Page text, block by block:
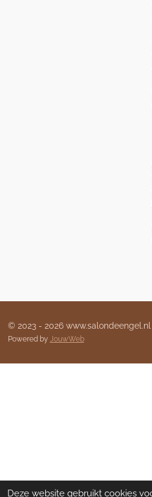
Deze website gebruikt cookies
© 2023 - 2026 www.salondeengel.nl
Powered by JouwWeb